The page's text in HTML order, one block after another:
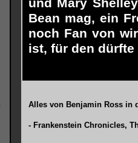
und Mary
Bean mag, ein
noch Fan von
ist, für den dürfte
Alles von Benjamin Rossin
- Frankenstein Chronicles,